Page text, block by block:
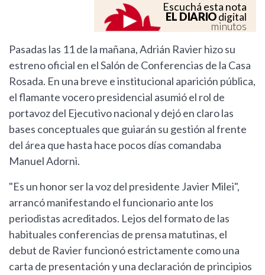
Escuchá esta nota
EL DIARIOdigital
minutos
Pasadas las 11 de la mañana, Adrián Ravier hizo su
estreno oficial en el Salón de Conferencias de la Casa
Rosada. En una breve e institucional aparición pública,
el flamante vocero presidencial asumió el rol de
portavoz del Ejecutivo nacional y dejó en claro las
bases conceptuales que guiarán su gestión al frente
del área que hasta hace pocos días comandaba
Manuel Adorni.
"Es un honor ser la voz del presidente Javier Milei",
arrancó manifestando el funcionario ante los
periodistas acreditados. Lejos del formato de las
habituales conferencias de prensa matutinas, el
debut de Ravier funcionó estrictamente como una
carta de presentación y una declaración de principios